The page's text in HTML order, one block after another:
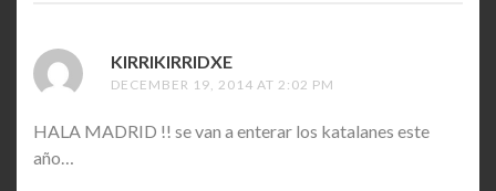
KIRRIKIRRIDXE
DECEMBER 19, 2014 AT 2:02 PM
HALA MADRID !! se van a enterar los katalanes este
año…